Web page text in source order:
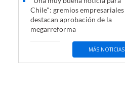
Chile": gremios empresariales
destacan aprobación de la
megarreforma
MÁS NOTICIAS